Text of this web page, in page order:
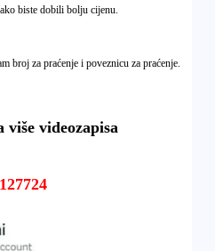
biste dobili bolju cijenu.
broj za praćenje i poveznicu za praćenje.
videozapisa